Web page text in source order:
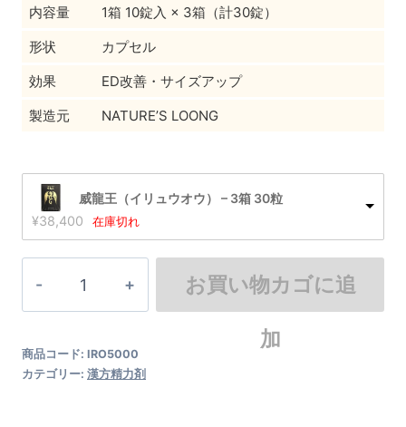
内容量
1箱 10錠入 × 3箱（計30錠）
形状
カプセル
効果
ED改善・サイズアップ
製造元
NATURE’S LOONG
威龍王（イリュウオウ） – 3箱 30粒
¥38,400 在庫切れ
（イ
お買い物カゴに追
加
商品コード: IRO5000
カテゴリー: 漢方精力剤